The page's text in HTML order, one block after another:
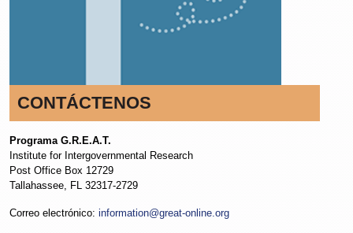
CONTÁCTENOS
Programa G.R.E.A.T.
Institute for Intergovernmental Research
Post Office Box 12729
Tallahassee, FL 32317-2729
Correo electrónico: information@great-online.org